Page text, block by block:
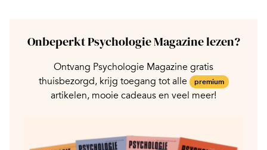
Onbeperkt Psychologie Magazine lezen?
Ontvang Psychologie Magazine gratis
thuisbezorgd, krijg toegang tot alle
premium
artikelen, mooie cadeaus en veel meer!